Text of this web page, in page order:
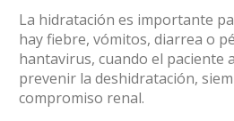
La hidratación es importante
hay fiebre, vómitos, diarrea o
hantavirus, cuando el paciente
prevenir la deshidratación,
compromiso renal.